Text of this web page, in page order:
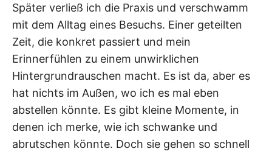
Später verließ ich die Praxis und verschwamm
mit dem Alltag eines Besuchs. Einer geteilten
Zeit, die konkret passiert und mein
Erinnerfühlen zu einem unwirklichen
Hintergrundrauschen macht. Es ist da, aber es
hat nichts im Außen, wo ich es mal eben
abstellen könnte. Es gibt kleine Momente, in
denen ich merke, wie ich schwanke und
abrutschen könnte. Doch sie gehen so schnell